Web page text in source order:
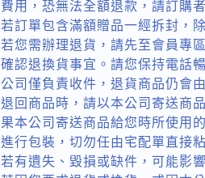
費用，恐無法全額退款，請訂購
若訂單包含滿額贈品一經拆封，
若您需辦理退貨，請先至會員專
確認退換貨事宜。請您保持電話
公司僅負責收件，退貨商品仍會
退回商品時，請以本公司寄送商
果本公司寄送商品給您時所使用
進行包裝，切勿任由宅配單直接
若有遺失、毀損或缺件，可能影